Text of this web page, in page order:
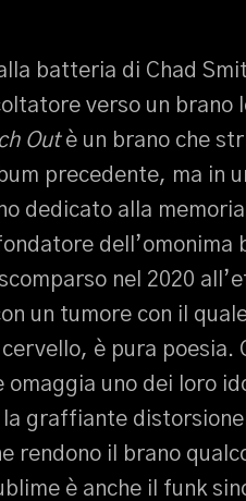
batteria di Chad
verso un brano
Out è un brano che
precedente, ma in
dedicato alla memoria
dell’omonima
nel 2020
un tumore con il
è pura poesia.
uno dei loro
graffiante distorsione
rendono il brano
è anche il funk